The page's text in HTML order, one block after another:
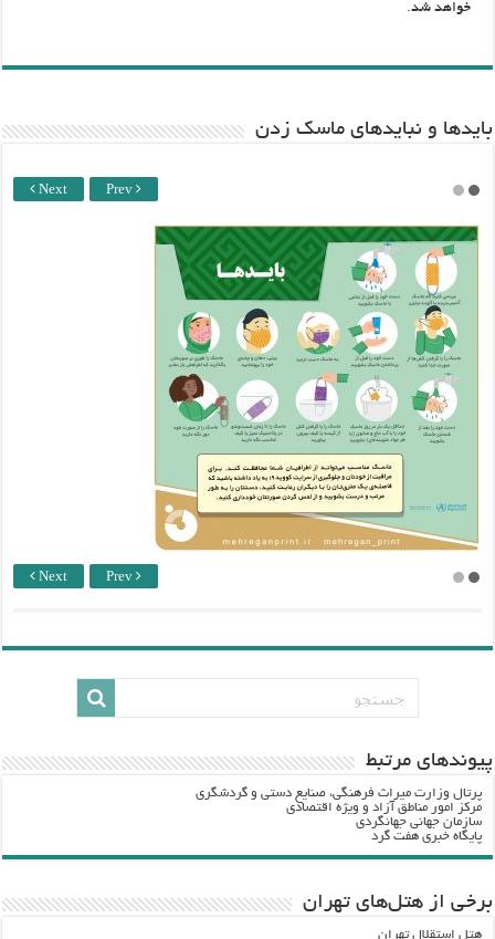
خواهد شد.
باید‌ها و نبایدهای ماسک زدن
Next Prev
Next Prev
پيوندهاي مرتبط
پرتال وزارت ميراث فرهنگي، صنایع دستی و گردشگري
مرکز امور مناطق آزاد و ویژه اقتصادی
سازمان جهانی جهانگردی
پایگاه خبری هفت گرد
برخی از هتل‌های تهران
هتل استقلال تهران